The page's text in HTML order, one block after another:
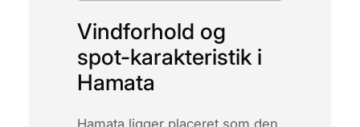
Vindforhold og
spot-karakteristik i
Hamata